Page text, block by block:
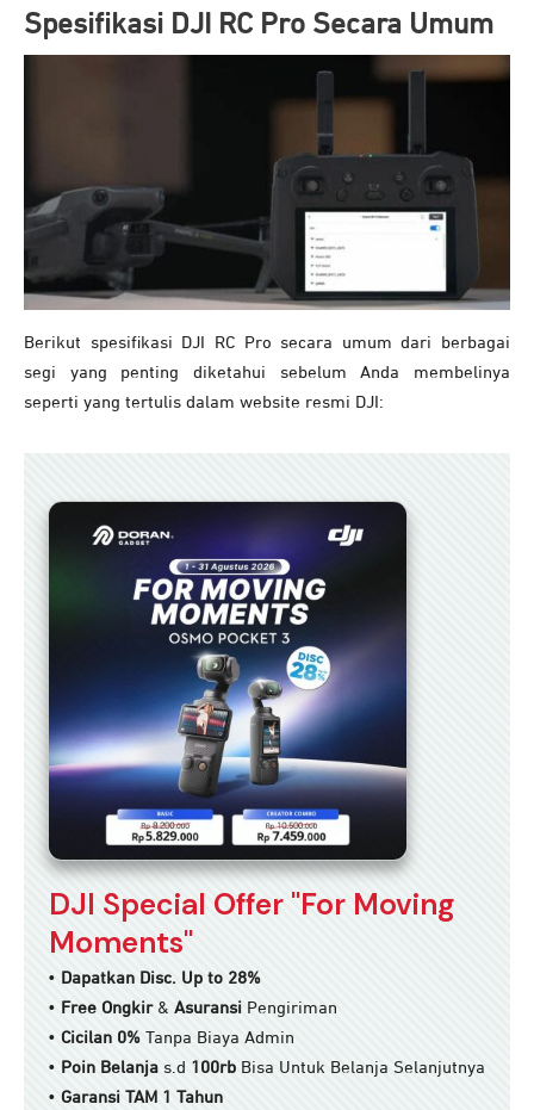
Spesifikasi DJI RC Pro Secara Umum
Berikut spesifikasi DJI RC Pro secara umum dari berbagai
segi yang penting diketahui sebelum Anda membelinya
seperti yang tertulis dalam website resmi DJI:
DJI Special Offer "For Moving
Moments"
• Dapatkan Disc. Up to 28%
• Free Ongkir& Asuransi Pengiriman
• Cicilan 0% Tanpa Biaya Admin
• Poin Belanja s.d 100rb Bisa Untuk Belanja Selanjutnya
• Garansi TAM 1 Tahun